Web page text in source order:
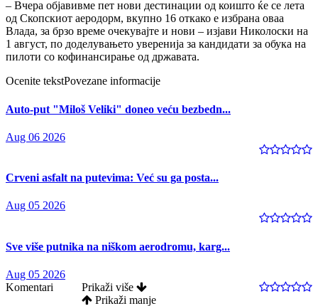
– Вчера објавивме пет нови дестинации од коишто ќе се лета
од Скопскиот аеродорм, вкупно 16 откако е избрана оваа
Влада, за брзо време очекувајте и нови – изјави Николоски на
1 август, по доделувањето уверенија за кандидати за обука на
пилоти со кофинансирање од државата.
Ocenite tekstPovezane informacije
Auto-put "Miloš Veliki" doneo veću bezbedn...
Aug 06 2026
Crveni asfalt na putevima: Već su ga posta...
Aug 05 2026
Sve više putnika na niškom aerodromu, karg...
Aug 05 2026
Komentari
Prikaži više
Prikaži manje